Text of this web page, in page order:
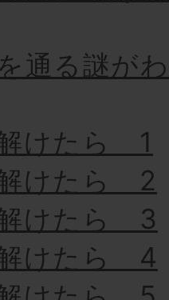
通る謎が
けたら 1
けたら 2
けたら 3
けたら 4